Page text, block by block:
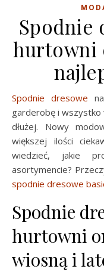
Spodnie
hurtowni
Spodnie dresowe
garderobę i wszystko
dłużej. Nowy
większej ilości
wiedzieć, jakie
asortymencie?
spodnie dresowe
Spodnie
hurtowni
wiosną i